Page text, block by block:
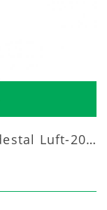
Aquecedor Infravermelho Pedestal Luft-20000